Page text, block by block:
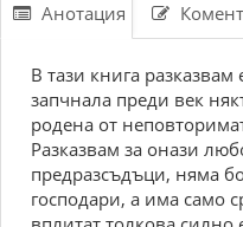
Анотация
В тази книга
запчнала преди век
родена от
Разказвам за онази
предразсъдъци, няма
господари, а има само